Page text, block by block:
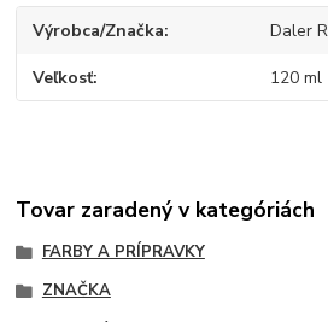
Výrobca/Značka Daler
Veľkosť 120 ml
Tovar zaradený v kategóriách
FARBY A PRÍPRAVKY
ZNAČKA